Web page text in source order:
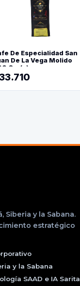
De Especialidad San
De La Vega Molido
Grs(=)
Siberia y la Sabana.
estratégico
y la Sabana
SAAD e IA Sarita